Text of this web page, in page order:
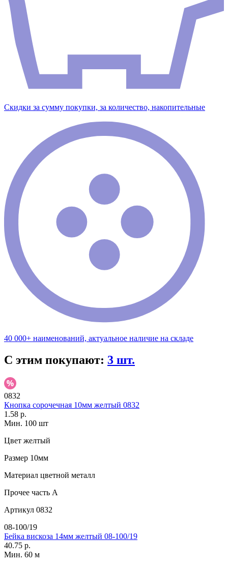
Скидки за сумму покупки, за количество, накопительные
40 000+ наименований, актуальное наличие на складе
С этим покупают: 3 шт.
0832
Кнопка сорочечная 10мм желтый 0832
1.58 р.
Мин. 100 шт
Цвет желтый
Размер 10мм
Материал цветной металл
Прочее часть A
Артикул 0832
08-100/19
Бейка вискоза 14мм желтый 08-100/19
40.75 р.
Мин. 60 м